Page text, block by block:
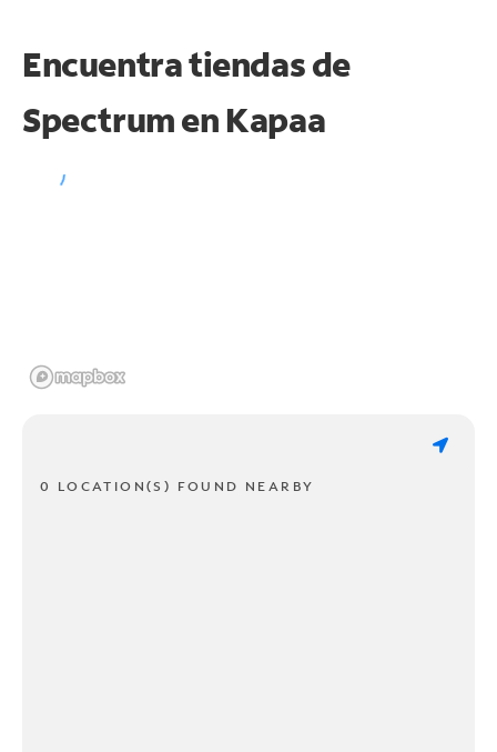
Encuentra tiendas de
Spectrum en Kapaa
0 LOCATION(S) FOUND NEARBY